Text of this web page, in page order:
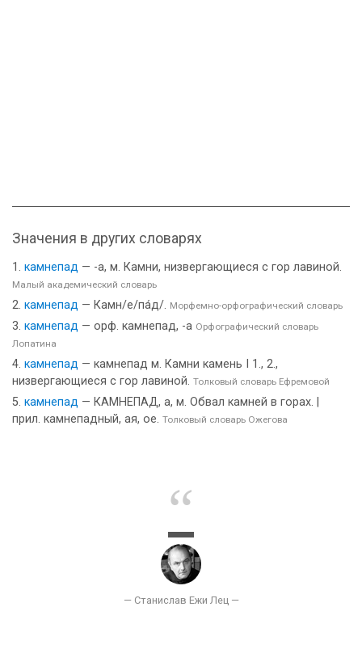
Значения в других словарях
камнепад — -а, м. Камни, низвергающиеся с гор лавиной.
Малый академический словарь
камнепад — Камн/е/па́д/. Морфемно-орфографический словарь
камнепад — орф. камнепад, -а Орфографический словарь
Лопатина
камнепад — камнепад м. Камни камень I 1., 2.,
низвергающиеся с гор лавиной. Толковый словарь Ефремовой
камнепад — КАМНЕПАД, а, м. Обвал камней в горах. |
прил. камнепадный, ая, ое. Толковый словарь Ожегова